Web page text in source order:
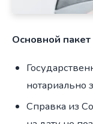
Основной пакет
нотариально
Справка из